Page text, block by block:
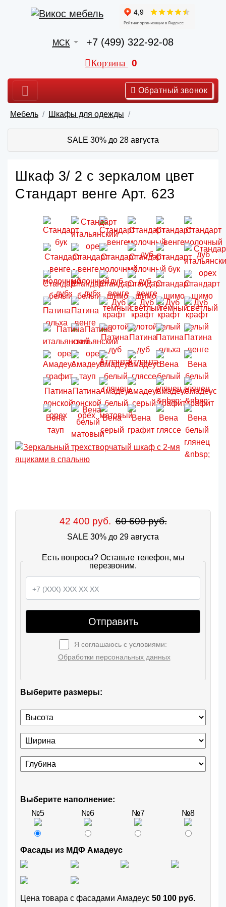
МСК +7 (499) 322-92-08
Корзина 0
Обратный звонок
Мебель Шкафы для одежды
SALE 30% до 28 августа
Шкаф 3/ 2 с зеркалом цвет
Стандарт венге Арт. 623
42 400 руб. 60 600 руб.
SALE 30% до 29 августа
Есть вопросы? Оставьте телефон, мы
перезвоним.
Отправить
Я соглашаюсь с условиями:
Обработки персональных данных
Выберите размеры:
Выберите наполнение:
№5
№6 №7 №8
Фасады из МДФ Амадеус
Цена товара с фасадами Амадеус 50 100 руб.